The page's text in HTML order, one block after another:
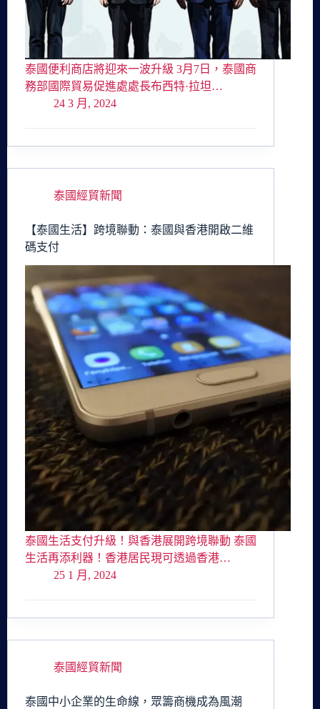
泰國便利商店將迎來一波升級 3月7日，泰國商
務部國際貿易促進處處長布西特·拉坦…
24 3 月, 2024
泰國經貿新聞
【泰國生活】跨境聯動：泰國與香港開啟二維
碼支付
泰國生活支付升級！與香港展開跨境聯動 泰國
生活再添利器！香港居民現可透過香港…
25 1 月, 2024
泰國經貿新聞
泰國中小企業的生命線，眾籌商機成為風潮